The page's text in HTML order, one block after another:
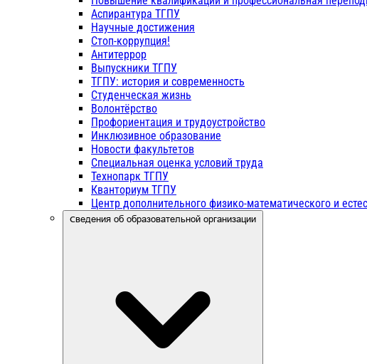
Аспирантура ТГПУ
Научные достижения
Стоп-коррупция!
Антитеррор
Выпускники ТГПУ
ТГПУ: история и современность
Студенческая жизнь
Волонтёрство
Профориентация и трудоустройство
Инклюзивное образование
Новости факультетов
Специальная оценка условий труда
Технопарк ТГПУ
Кванториум ТГПУ
Центр дополнительного физико-математического и
Сведения об образовательной организации